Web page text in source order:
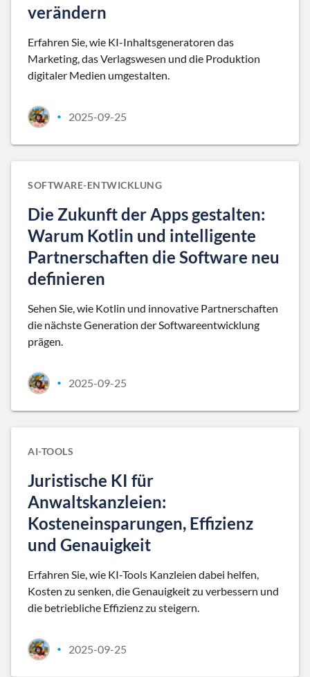
verändern
Erfahren Sie, wie KI-Inhaltsgeneratoren das
Marketing, das Verlagswesen und die Produktion
digitaler Medien umgestalten.
• 2025-09-25
SOFTWARE-ENTWICKLUNG
Die Zukunft der Apps gestalten:
Warum Kotlin und intelligente
Partnerschaften die Software neu
definieren
Sehen Sie, wie Kotlin und innovative Partnerschaften
die nächste Generation der Softwareentwicklung
prägen.
• 2025-09-25
AI-TOOLS
Juristische KI für
Anwaltskanzleien:
Kosteneinsparungen, Effizienz
und Genauigkeit
Erfahren Sie, wie KI-Tools Kanzleien dabei helfen,
Kosten zu senken, die Genauigkeit zu verbessern und
die betriebliche Effizienz zu steigern.
• 2025-09-25